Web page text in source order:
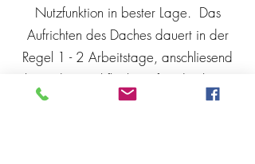
Nutzfunktion in bester Lage. Das
Aufrichten des Daches dauert in der
Regel 1 - 2 Arbeitstage, anschliesend
kann die Dachfläche sofort durch uns
wettersicher geschlossen werden. Wir